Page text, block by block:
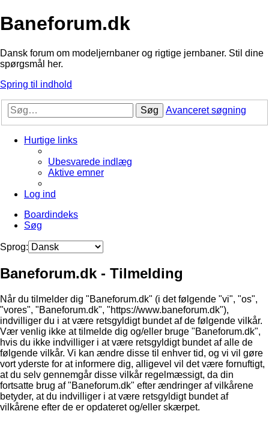
Baneforum.dk
Dansk forum om modeljernbaner og rigtige jernbaner. Stil dine
spørgsmål her.
Spring til indhold
Søg Avanceret søgning
Hurtige links
Ubesvarede indlæg
Aktive emner
Log ind
Boardindeks
Søg
Sprog:
Baneforum.dk - Tilmelding
Når du tilmelder dig "Baneforum.dk" (i det følgende "vi", "os",
"vores", "Baneforum.dk", "https://www.baneforum.dk"),
indvilliger du i at være retsgyldigt bundet af de følgende vilkår.
Vær venlig ikke at tilmelde dig og/eller bruge "Baneforum.dk",
hvis du ikke indvilliger i at være retsgyldigt bundet af alle de
følgende vilkår. Vi kan ændre disse til enhver tid, og vi vil gøre
vort yderste for at informere dig, alligevel vil det være fornuftigt,
at du selv gennemgår disse vilkår regelmæssigt, da din
fortsatte brug af "Baneforum.dk" efter ændringer af vilkårene
betyder, at du indvilliger i at være retsgyldigt bundet af
vilkårene efter de er opdateret og/eller skærpet.